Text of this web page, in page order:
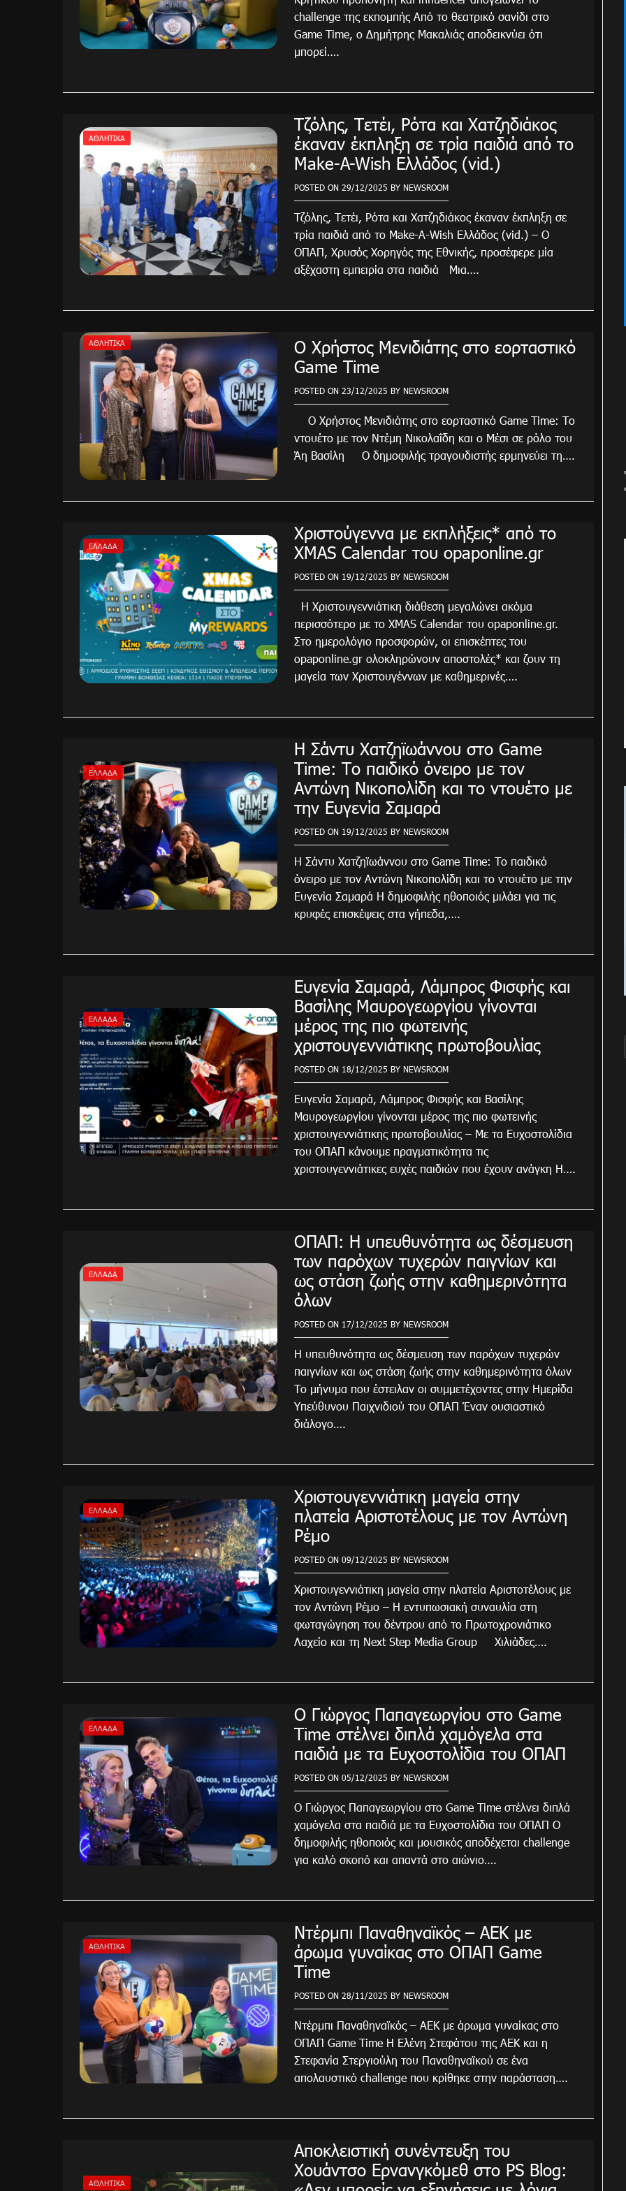
challenge της εκπομπής Από το θεατρικό σανίδι στο
Game Time, o Δημήτρης Μακαλιάς αποδεικνύει ότι
μπορεί….
ΑΘΛΗΤΙΚΑ
Τζόλης, Τετέι, Ρότα και Χατζηδιάκος
έκαναν έκπληξη σε τρία παιδιά από το
Make-A-Wish Ελλάδος (vid.)
POSTED ON 29/12/2025 BY NEWSROOM
Τζόλης, Τετέι, Ρότα και Χατζηδιάκος έκαναν έκπληξη σε
τρία παιδιά από το Make-A-Wish Ελλάδος (vid.) – Ο
ΟΠΑΠ, Χρυσός Χορηγός της Εθνικής, προσέφερε μία
αξέχαστη εμπειρία στα παιδιά Μια….
ΑΘΛΗΤΙΚΑ
Ο Χρήστος Μενιδιάτης στο εορταστικό
Game Time
POSTED ON 23/12/2025 BY NEWSROOM
Ο Χρήστος Μενιδιάτης στο εορταστικό Game Time: Το
ντουέτο με τον Ντέμη Νικολαΐδη και ο Μέσι σε ρόλο του
Άη Βασίλη Ο δημοφιλής τραγουδιστής ερμηνεύει τη….
ΕΛΛΆΔΑ
Χριστούγεννα με εκπλήξεις* από το
XMAS Calendar του opaponline.gr
POSTED ON 19/12/2025 BY NEWSROOM
Η Χριστουγεννιάτικη διάθεση μεγαλώνει ακόμα
περισσότερο με το XMAS Calendar του opaponline.gr.
Στο ημερολόγιο προσφορών, οι επισκέπτες του
opaponline.gr ολοκληρώνουν αποστολές* και ζουν τη
μαγεία των Χριστουγέννων με καθημερινές….
ΕΛΛΆΔΑ
Η Σάντυ Χατζηϊωάννου στο Game
Time: Το παιδικό όνειρο με τον
Αντώνη Νικοπολίδη και το ντουέτο με
την Ευγενία Σαμαρά
POSTED ON 19/12/2025 BY NEWSROOM
Η Σάντυ Χατζηϊωάννου στο Game Time: Το παιδικό
όνειρο με τον Αντώνη Νικοπολίδη και το ντουέτο με την
Ευγενία Σαμαρά Η δημοφιλής ηθοποιός μιλάει για τις
κρυφές επισκέψεις στα γήπεδα,….
ΕΛΛΆΔΑ
Ευγενία Σαμαρά, Λάμπρος Φισφής και
Βασίλης Μαυρογεωργίου γίνονται
μέρος της πιο φωτεινής
χριστουγεννιάτικης πρωτοβουλίας
POSTED ON 18/12/2025 BY NEWSROOM
Ευγενία Σαμαρά, Λάμπρος Φισφής και Βασίλης
Μαυρογεωργίου γίνονται μέρος της πιο φωτεινής
χριστουγεννιάτικης πρωτοβουλίας – Mε τα Ευχοστολίδια
του ΟΠΑΠ κάνουμε πραγματικότητα τις
χριστουγεννιάτικες ευχές παιδιών που έχουν ανάγκη Η….
ΕΛΛΆΔΑ
ΟΠΑΠ: Η υπευθυνότητα ως δέσμευση
των παρόχων τυχερών παιγνίων και
ως στάση ζωής στην καθημερινότητα
όλων
POSTED ON 17/12/2025 BY NEWSROOM
Η υπευθυνότητα ως δέσμευση των παρόχων τυχερών
παιγνίων και ως στάση ζωής στην καθημερινότητα όλων
Το μήνυμα που έστειλαν οι συμμετέχοντες στην Ημερίδα
Υπεύθυνου Παιχνιδιού του ΟΠΑΠ Έναν ουσιαστικό
διάλογο….
ΕΛΛΆΔΑ
Χριστουγεννιάτικη μαγεία στην
πλατεία Αριστοτέλους με τον Αντώνη
Ρέμο
POSTED ON 09/12/2025 BY NEWSROOM
Χριστουγεννιάτικη μαγεία στην πλατεία Αριστοτέλους με
τον Αντώνη Ρέμο – Η εντυπωσιακή συναυλία στη
φωταγώγηση του δέντρου από το Πρωτοχρονιάτικο
Λαχείο και τη Next Step Media Group Χιλιάδες….
ΕΛΛΆΔΑ
O Γιώργος Παπαγεωργίου στο Game
Time στέλνει διπλά χαμόγελα στα
παιδιά με τα Ευχοστολίδια του ΟΠΑΠ
POSTED ON 05/12/2025 BY NEWSROOM
O Γιώργος Παπαγεωργίου στο Game Time στέλνει διπλά
χαμόγελα στα παιδιά με τα Ευχοστολίδια του ΟΠΑΠ Ο
δημοφιλής ηθοποιός και μουσικός αποδέχεται challenge
για καλό σκοπό και απαντά στο αιώνιο….
ΑΘΛΗΤΙΚΑ
Ντέρμπι Παναθηναϊκός – ΑΕΚ με
άρωμα γυναίκας στο ΟΠΑΠ Game
Time
POSTED ON 28/11/2025 BY NEWSROOM
Ντέρμπι Παναθηναϊκός – ΑΕΚ με άρωμα γυναίκας στο
ΟΠΑΠ Game Time Η Ελένη Στεφάτου της ΑΕΚ και η
Στεφανία Στεργιούλη του Παναθηναϊκού σε ένα
απολαυστικό challenge που κρίθηκε στην παράσταση….
ΑΘΛΗΤΙΚΑ
Αποκλειστική συνέντευξη του
Χουάντσο Ερνανγκόμεθ στο PS Blog: